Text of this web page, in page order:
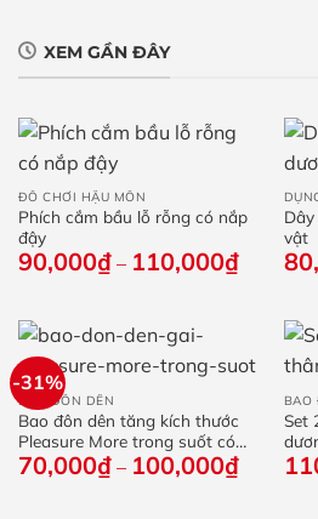
XEM GẦN ĐÂY
ĐỒ CHƠI HẬU MÔN
Phích cắm bầu lỗ rỗng có nắp
đậy
90,000₫ – 110,000₫Khoảng
giá:
90,000₫
110,000₫
vật
-31%
BAO ĐÔN DÊN
Bao đôn dên tăng kích thước
Pleasure More trong suốt có
gai
70,000₫ – 100,000₫Khoảng
giá:
BAO
Set